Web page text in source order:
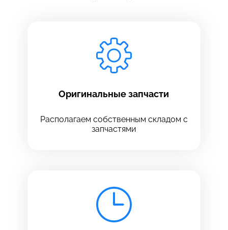
Оригинальные запчасти
Располагаем собственным складом с
запчастями
Отправить
Введите номер договора